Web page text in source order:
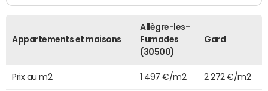
Appartements et maisons
Allègre-les-
Fumades
(30500)
Gard
Prix au m2 1 497 €/m2 2 272 €/m2